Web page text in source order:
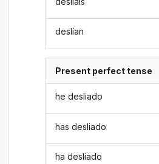
deslían
Present perfect tense
he desliado
has desliado
ha desliado